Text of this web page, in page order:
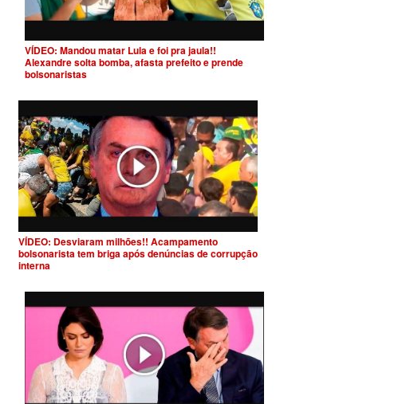
VÍDEO: Mandou matar Lula e foi pra jaula!!
Alexandre solta bomba, afasta prefeito e prende
bolsonaristas
VÍDEO: Desviaram milhões!! Acampamento
bolsonarista tem briga após denúncias de corrupção
interna